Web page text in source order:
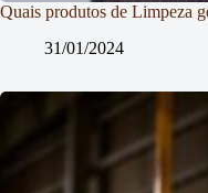
Quais produtos de Limpeza
31/01/2024